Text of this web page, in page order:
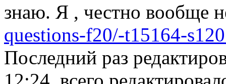
знаю. Я , честно вообще
questions-f20/-t15164-
Последний раз